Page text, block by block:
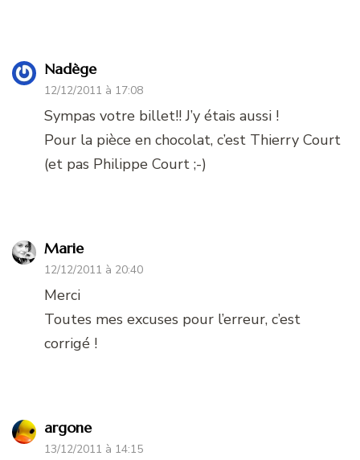
Nadège
12/12/2011 à 17:08
Sympas votre billet!! J’y étais aussi !
Pour la pièce en chocolat, c’est Thierry Court
(et pas Philippe Court ;-)
Marie
12/12/2011 à 20:40
Merci
Toutes mes excuses pour l’erreur, c’est
corrigé !
argone
13/12/2011 à 14:15